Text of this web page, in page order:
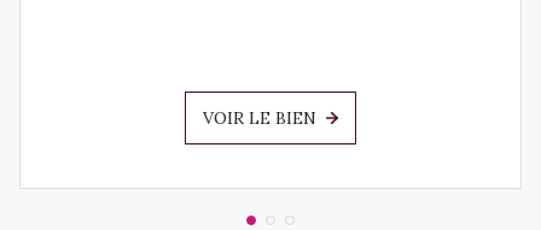
VOIR LE BIEN